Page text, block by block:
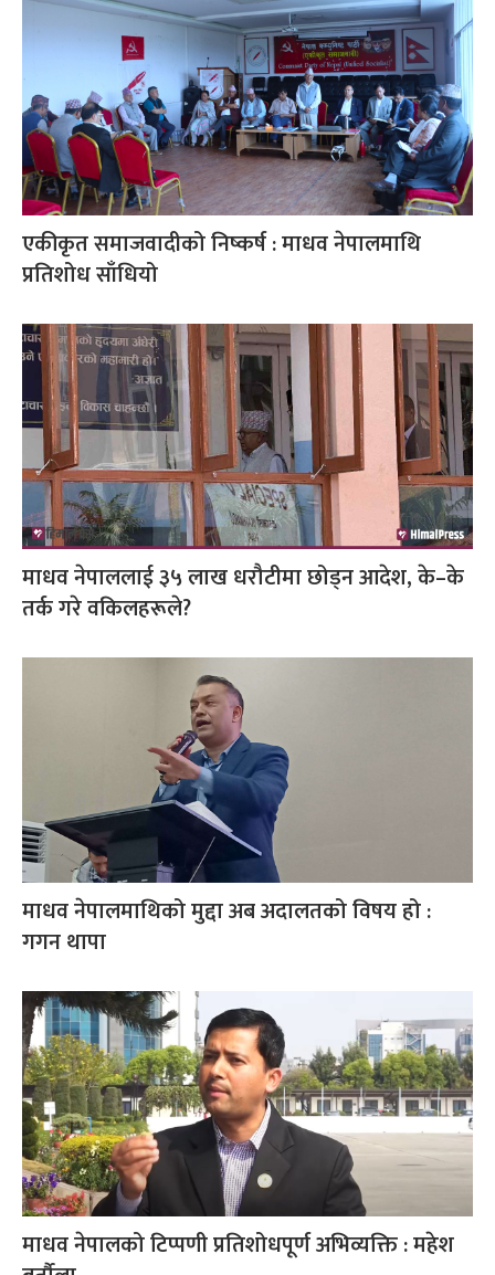
एकीकृत समाजवादीको निष्कर्ष : माधव नेपालमाथि
प्रतिशोध साँधियो
माधव नेपाललाई ३५ लाख धरौटीमा छोड्न आदेश, के–के
तर्क गरे वकिलहरूले?
माधव नेपालमाथिको मुद्दा अब अदालतको विषय हो :
गगन थापा
माधव नेपालको टिप्पणी प्रतिशोधपूर्ण अभिव्यक्ति : महेश